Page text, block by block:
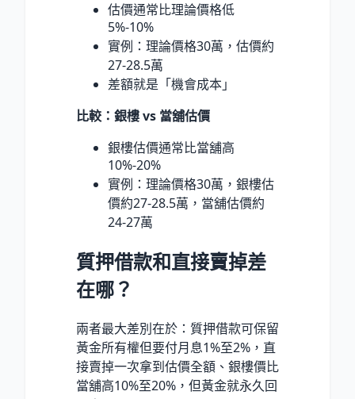
估價通常比理論價格低
5%-10%
實例：理論價格30萬，估價約
27-28.5萬
差額就是「機會成本」
比較：銀樓 vs 當舖估價
銀樓估價通常比當舖高
10%-20%
實例：理論價格30萬，銀樓估
價約27-28.5萬，當舖估價約
24-27萬
質押借款和直接賣掉差
在哪？
兩者最大差別在於：質押借款可保留
黃金所有權但要付月息1%至2%，直
接賣掉一次拿到估價全額、銀樓價比
當舖高10%至20%，但黃金就永久回